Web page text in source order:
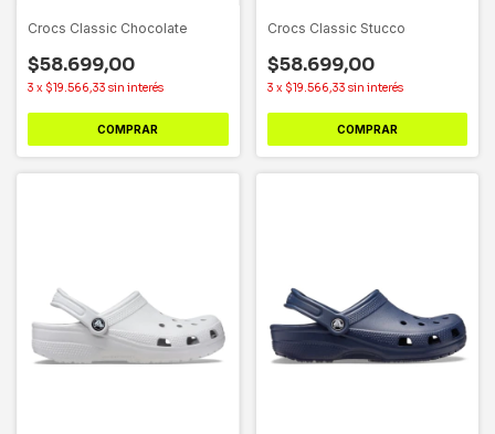
Crocs Classic Chocolate
$58.699,00
3 x $19.566,33 sin interés
COMPRAR
Crocs Classic Stucco
$58.699,00
3 x $19.566,33 sin interés
COMPRAR